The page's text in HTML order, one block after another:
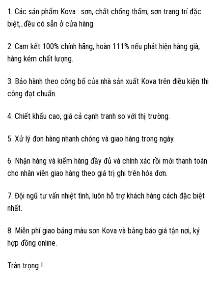
1. Các sản phẩm Kova : sơn, chất chống thấm, sơn trang trí đặc
biệt,..đều có sẵn ở cửa hàng.
2. Cam kết 100% chính hãng, hoàn 111% nếu phát hiện hàng già,
hàng kém chất lượng.
3. Bảo hành theo công bố của nhà sản xuất Kova trên điều kiện thi
công đạt chuẩn.
4. Chiết khấu cao, giá cả cạnh tranh so với thị trường.
5. Xử lý đơn hàng nhanh chóng và giao hàng trong ngày.
6. Nhận hàng và kiểm hàng đầy đủ và chính xác rồi mới thanh toán
cho nhân viên giao hàng theo giá trị ghi trên hóa đơn.
7. Đội ngũ tư vấn nhiệt tình, luôn hỗ trợ khách hàng cách đặc biệt
nhất.
8. Miễn phí giao bảng màu sơn Kova và bảng báo giá tận nơi, ký
hợp đồng online.
Trân trọng !